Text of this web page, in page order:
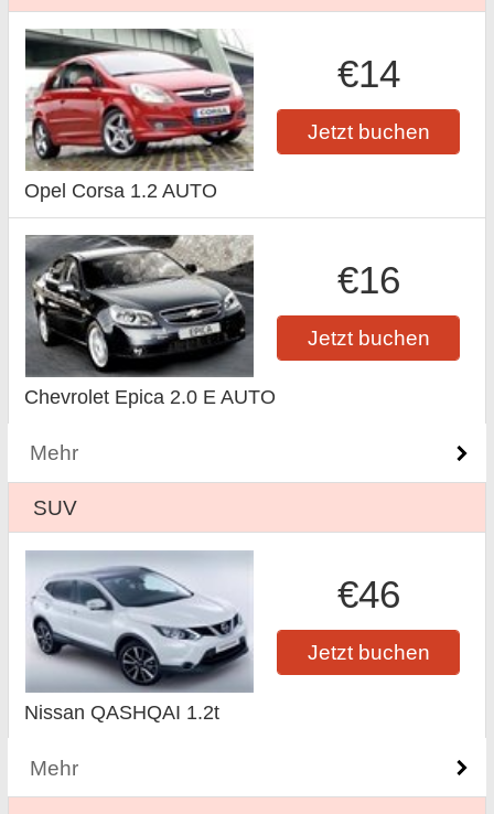
€14
Jetzt buchen
Opel Corsa 1.2 AUTO
€16
Jetzt buchen
Chevrolet Epica 2.0 E AUTO
Mehr
SUV
€46
Jetzt buchen
Nissan QASHQAI 1.2t
Mehr